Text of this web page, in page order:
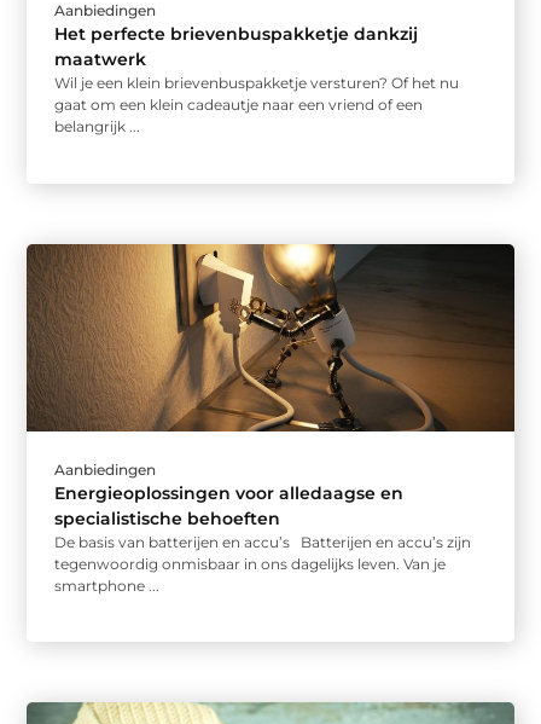
Aanbiedingen
Het perfecte brievenbuspakketje dankzij
maatwerk
Wil je een klein brievenbuspakketje versturen? Of het nu
gaat om een klein cadeautje naar een vriend of een
belangrijk ...
Aanbiedingen
Energieoplossingen voor alledaagse en
specialistische behoeften
De basis van batterijen en accu’s Batterijen en accu’s zijn
tegenwoordig onmisbaar in ons dagelijks leven. Van je
smartphone ...